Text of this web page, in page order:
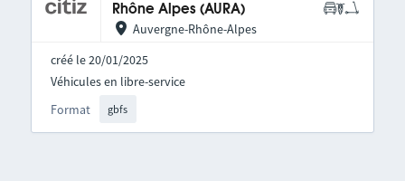
Rhône Alpes (AURA)
Auvergne-Rhône-Alpes
créé le 20/01/2025
Format gbfs
Véhicules en libre-service